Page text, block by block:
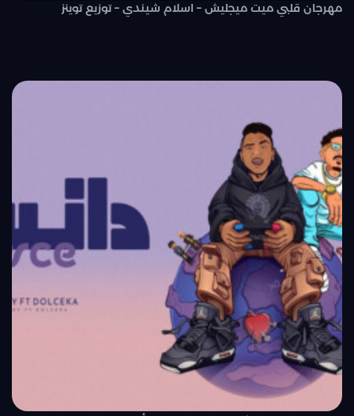
مهرجان قلبي ميت ميجليش – اسلام شيندي – توزيع توينز